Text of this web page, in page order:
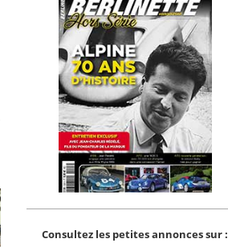
Consultez les petites annonces sur :